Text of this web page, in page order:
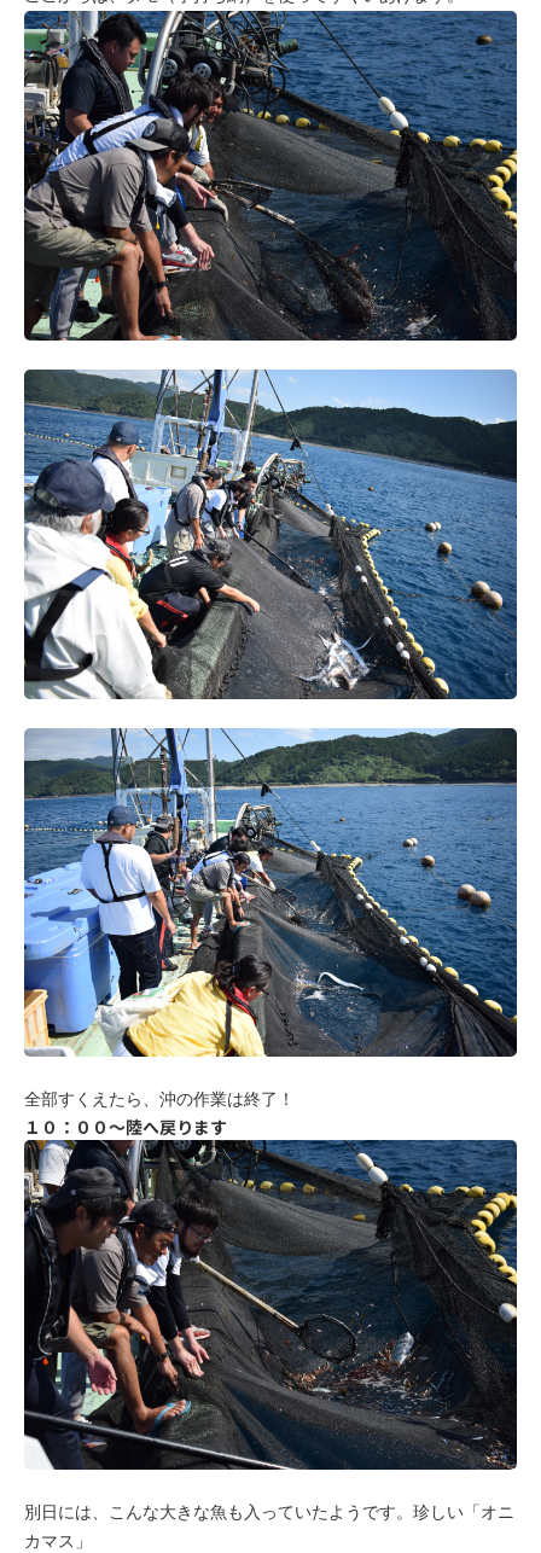
全部すくえたら、沖の作業は終了！
１０：００～陸へ戻ります
別日には、こんな大きな魚も入っていたようです。珍しい「オニ
カマス」